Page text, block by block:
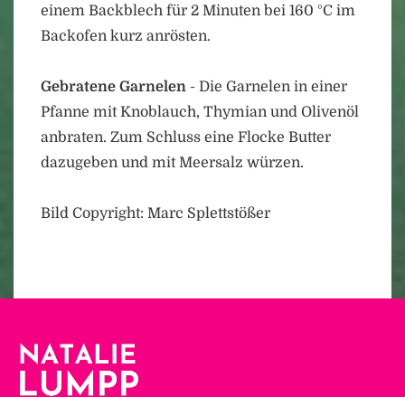
einem Backblech für 2 Minuten bei 160 °C im
Backofen kurz anrösten.
Gebratene Garnelen - Die Garnelen in einer
Pfanne mit Knoblauch, Thymian und Olivenöl
anbraten. Zum Schluss eine Flocke Butter
dazugeben und mit Meersalz würzen.
Bild Copyright: Marc Splettstößer